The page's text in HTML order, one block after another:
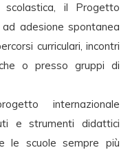
scolastica, il Progetto
adesione spontanea
curriculari, incontri
o presso gruppi di
internazionale
e strumenti didattici
le scuole sempre più